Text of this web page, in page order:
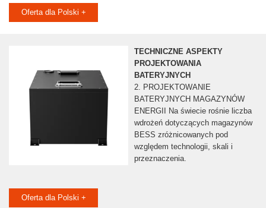
Oferta dla Polski +
TECHNICZNE ASPEKTY
PROJEKTOWANIA
BATERYJNYCH
2. PROJEKTOWANIE
BATERYJNYCH MAGAZYNÓW
ENERGII Na świecie rośnie liczba
wdrożeń dotyczących magazynów
BESS zróżnicowanych pod
względem technologii, skali i
przeznaczenia.
Oferta dla Polski +